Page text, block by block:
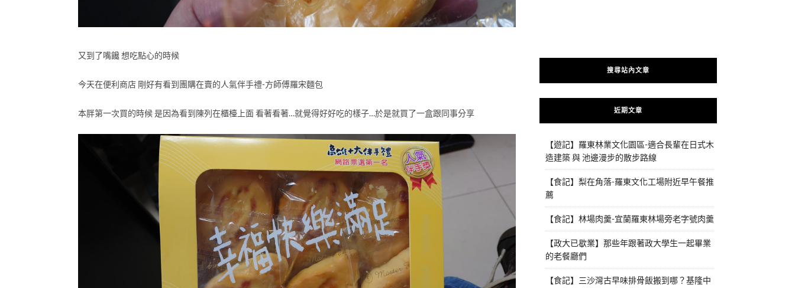
又到了嘴饞 想吃點心的時候
今天在便利商店 剛好有看到團購在賣的人氣伴手禮-方師傅羅宋麵包
本胖第一次買的時候 是因為看到陳列在櫃檯上面 看著看著…就覺得好好吃的樣子…於是就買了一盒跟同事分享
搜尋站內文章
近期文章
【遊記】羅東林業文化園區-適合長輩在日式木
造建築 與 池邊漫步的散步路線
【食記】梨在角落-羅東文化工場附近早午餐推
薦
【食記】林場肉羹-宜蘭羅東林場旁老字號肉羹
【政大已歇業】那些年跟著政大學生一起畢業
的老餐廳們
【食記】三沙灣古早味排骨飯搬到哪？基隆中